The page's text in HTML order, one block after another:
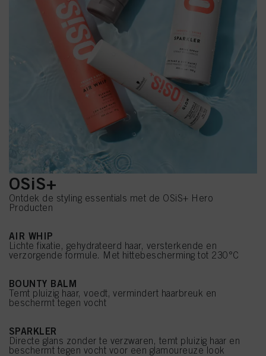
OSiS+
Ontdek de styling essentials met de OSiS+ Hero
Producten
AIR WHIP
Lichte fixatie, gehydrateerd haar, versterkende en
verzorgende formule. Met hittebescherming tot 230°C
BOUNTY BALM
Temt pluizig haar, voedt, vermindert haarbreuk en
beschermt tegen vocht
SPARKLER
Directe glans zonder te verzwaren, temt pluizig haar en
beschermt tegen vocht voor een glamoureuze look